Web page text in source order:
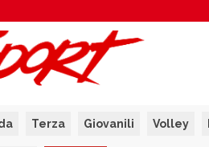
Terza Giovanili Volley